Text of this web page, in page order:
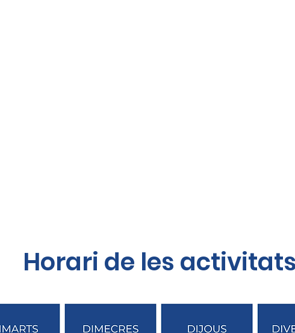
Horari de les